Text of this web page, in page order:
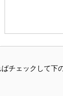
チェックして下